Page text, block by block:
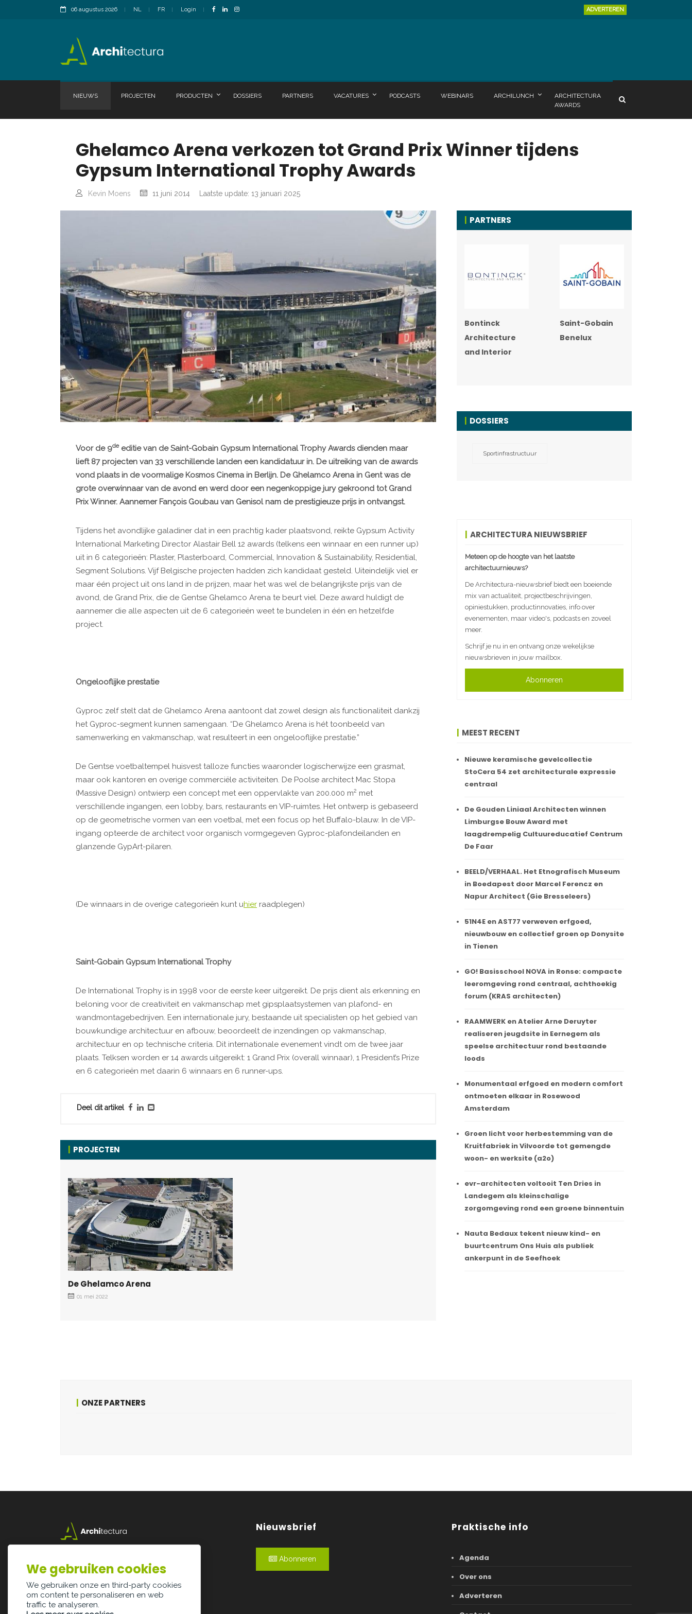
06 augustus 2026 NL FR Login ADVERTEREN
NIEUWS PROJECTEN PRODUCTEN DOSSIERS PARTNERS VACATURES PODCASTS WEBINARS ARCHILUNCH
ARCHITECTURA
AWARDS
Ghelamco Arena verkozen tot Grand Prix Winner tijdens
Gypsum International Trophy Awards
Kevin Moens 11 juni 2014 Laatste update: 13 januari 2025
Voor de 9deeditie van de Saint-Gobain Gypsum International Trophy Awards dienden maar
lieft 87 projecten van 33 verschillende landen een kandidatuur in. De uitreiking van de awards
vond plaats in de voormalige Kosmos Cinema in Berlijn. De Ghelamco Arena in Gent was de
grote overwinnaar van de avond en werd door een negenkoppige jury gekroond tot Grand
Prix Winner. Aannemer Fançois Goubau van Genisol nam de prestigieuze prijs in ontvangst.
Tijdens het avondlijke galadiner dat in een prachtig kader plaatsvond, reikte Gypsum Activity
International Marketing Director Alastair Bell 12 awards (telkens een winnaar en een runner up)
uit in 6 categorieën: Plaster, Plasterboard, Commercial, Innovation & Sustainability, Residential,
Segment Solutions. Vijf Belgische projecten hadden zich kandidaat gesteld. Uiteindelijk viel er
maar één project uit ons land in de prijzen, maar het was wel de belangrijkste prijs van de
avond, de Grand Prix, die de Gentse Ghelamco Arena te beurt viel. Deze award huldigt de
aannemer die alle aspecten uit de 6 categorieën weet te bundelen in één en hetzelfde
project.
Ongelooflijke prestatie
Gyproc zelf stelt dat de Ghelamco Arena aantoont dat zowel design als functionaliteit dankzij
het Gyproc-segment kunnen samengaan. “De Ghelamco Arena is hét toonbeeld van
samenwerking en vakmanschap, wat resulteert in een ongelooflijke prestatie.”
De Gentse voetbaltempel huisvest talloze functies waaronder logischerwijze een grasmat,
maar ook kantoren en overige commerciële activiteiten. De Poolse architect Mac Stopa
(Massive Design) ontwierp een concept met een oppervlakte van 200.000 m2 met
verschillende ingangen, een lobby, bars, restaurants en VIP-ruimtes. Het ontwerp is gebaseerd
op de geometrische vormen van een voetbal, met een focus op het Buffalo-blauw. In de VIP-
ingang opteerde de architect voor organisch vormgegeven Gyproc-plafondeilanden en
glanzende GypArt-pilaren.
(De winnaars in de overige categorieën kunt uhier raadplegen)
Saint-Gobain Gypsum International Trophy
De International Trophy is in 1998 voor de eerste keer uitgereikt. De prijs dient als erkenning en
beloning voor de creativiteit en vakmanschap met gipsplaatsystemen van plafond- en
wandmontagebedrijven. Een internationale jury, bestaande uit specialisten op het gebied van
bouwkundige architectuur en afbouw, beoordeelt de inzendingen op vakmanschap,
architectuur en op technische criteria. Dit internationale evenement vindt om de twee jaar
plaats. Telksen worden er 14 awards uitgereikt: 1 Grand Prix (overall winnaar), 1 President’s Prize
en 6 categorieën met daarin 6 winnaars en 6 runner-ups.
Deel dit artikel
PROJECTEN
De Ghelamco Arena
01 mei 2022
PARTNERS
Bontinck
Architecture
and Interior
Saint-Gobain
Benelux
DOSSIERS
Sportinfrastructuur
ARCHITECTURA NIEUWSBRIEF
Meteen op de hoogte van het laatste
architectuurnieuws?
De Architectura-nieuwsbrief biedt een boeiende
mix van actualiteit, projectbeschrijvingen,
opiniestukken, productinnovaties, info over
evenementen, maar video's, podcasts en zoveel
meer.
Schrijf je nu in en ontvang onze wekelijkse
nieuwsbrieven in jouw mailbox.
Abonneren
MEEST RECENT
Nieuwe keramische gevelcollectie
StoCera 54 zet architecturale expressie
centraal
De Gouden Liniaal Architecten winnen
Limburgse Bouw Award met
laagdrempelig Cultuureducatief Centrum
De Faar
BEELD/VERHAAL. Het Etnografisch Museum
in Boedapest door Marcel Ferencz en
Napur Architect (Gie Bresseleers)
51N4E en AST77 verweven erfgoed,
nieuwbouw en collectief groen op Donysite
in Tienen
GO! Basisschool NOVA in Ronse: compacte
leeromgeving rond centraal, achthoekig
forum (KRAS architecten)
RAAMWERK en Atelier Arne Deruyter
realiseren jeugdsite in Eernegem als
speelse architectuur rond bestaande
loods
Monumentaal erfgoed en modern comfort
ontmoeten elkaar in Rosewood
Amsterdam
Groen licht voor herbestemming van de
Kruitfabriek in Vilvoorde tot gemengde
woon- en werksite (a2o)
evr-architecten voltooit Ten Dries in
Landegem als kleinschalige
zorgomgeving rond een groene binnentuin
Nauta Bedaux tekent nieuw kind- en
buurtcentrum Ons Huis als publiek
ankerpunt in de Seefhoek
ONZE PARTNERS
3500 Hasselt
info@architectura.be
Nieuwsbrief
Abonneren
Praktische info
Agenda
Over ons
Adverteren
We gebruiken cookies
We gebruiken onze en third-party cookies
om content te personaliseren en web
traffic te analyseren.